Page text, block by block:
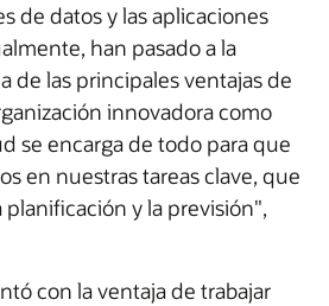
de datos y las aplicaciones
han pasado a la
de las principales ventajas de
innovadora como
se encarga de todo para que
en nuestras tareas clave, que
planificación y la previsión",
con la ventaja de trabajar